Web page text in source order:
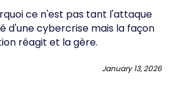
ce n'est pas tant l'attaque
d'une cybercrise mais la façon
réagit et la gère.
January 13, 2026